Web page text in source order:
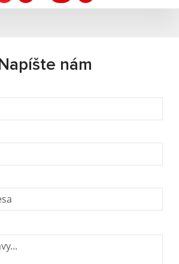
Napíšte nám